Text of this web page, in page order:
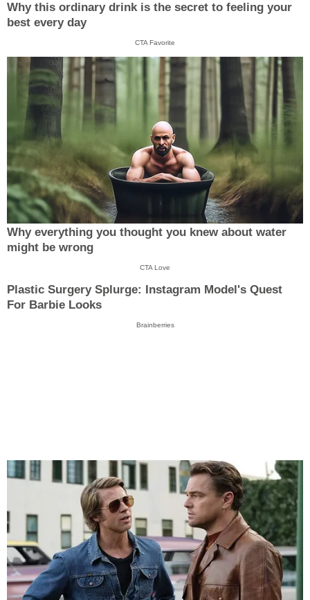
Why this ordinary drink is the secret to feeling your
best every day
CTA Favorite
Why everything you thought you knew about water
might be wrong
CTA Love
Plastic Surgery Splurge: Instagram Model's Quest
For Barbie Looks
Brainberries